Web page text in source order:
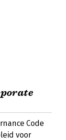
Code
voor